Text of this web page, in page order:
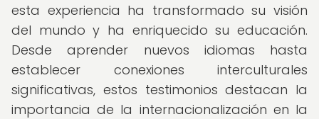
esta experiencia ha transformado su visión
del mundo y ha enriquecido su educación.
Desde aprender nuevos idiomas hasta
establecer conexiones interculturales
significativas, estos testimonios destacan la
importancia de la internacionalización en la